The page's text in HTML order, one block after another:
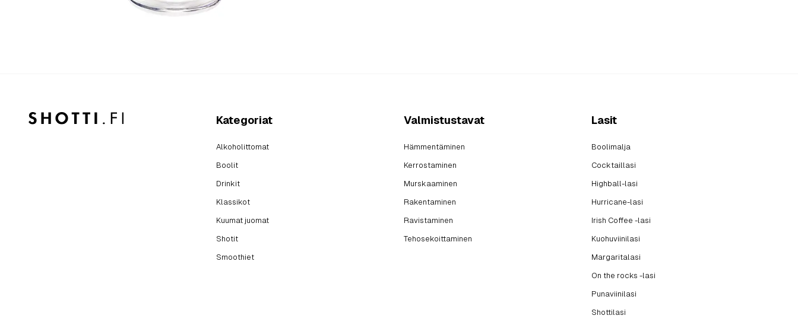
Kategoriat
Alkoholittomat
Boolit
Drinkit
Klassikot
Kuumat juomat
Shotit
Smoothiet
Valmistustavat
Hämmentäminen
Kerrostaminen
Murskaaminen
Rakentaminen
Ravistaminen
Tehosekoittaminen
Lasit
Boolimalja
Cocktaillasi
Highball-lasi
Hurricane-lasi
Irish Coffee -lasi
Kuohuviinilasi
Margaritalasi
On the rocks -lasi
Punaviinilasi
Shottilasi